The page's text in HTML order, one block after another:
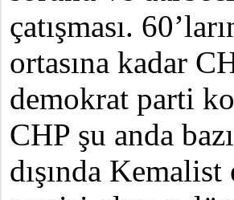
çatışması.
ortasına kadar
demokrat parti
CHP şu anda
dışında